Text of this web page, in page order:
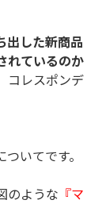
出した新商品
れているのか
コレスポンデ
いてです。
のような 『マ